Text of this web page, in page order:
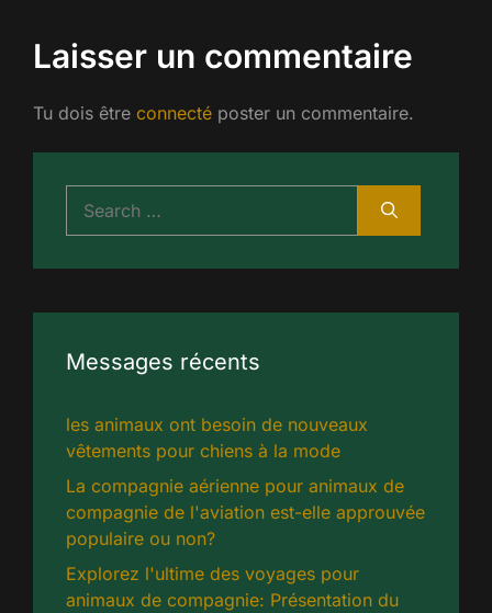
Laisser un commentaire
Tu dois être connecté poster un commentaire.
Messages récents
les animaux ont besoin de nouveaux
vêtements pour chiens à la mode
La compagnie aérienne pour animaux de
compagnie de l'aviation est-elle approuvée
populaire ou non?
Explorez l'ultime des voyages pour
animaux de compagnie: Présentation du